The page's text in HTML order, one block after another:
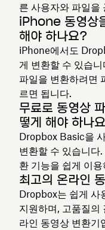
른 사용자와 파일을
iPhone 동영상
해야 하나요?
iPhone에서도
게 변환할 수 있습
파일을 변환하려면
르면 됩니다.
무료로 동영상
떻게 해야 하나
Dropbox Basic을
변환할 수 있습니다
환 기능을 쉽게 이
최고의 온라인
Dropbox는 쉽게 사
지원하며, 고품질의
라인 동영상 변환기